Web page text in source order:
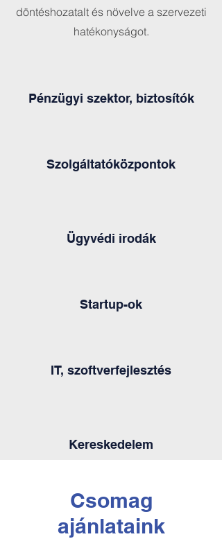
döntéshozatalt és növelve a szervezeti
hatékonyságot.
Pénzügyi szektor, biztosítók
Szolgáltatóközpontok
Ügyvédi irodák
Startup-ok
IT, szoftverfejlesztés
Kereskedelem
Csomag
ajánlataink